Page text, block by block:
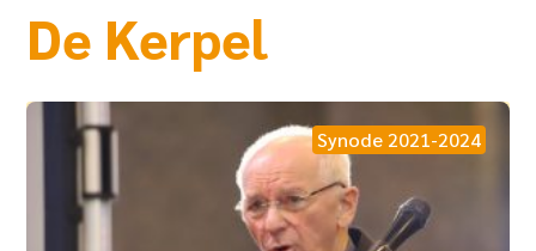
De Kerpel
Synode 2021-2024